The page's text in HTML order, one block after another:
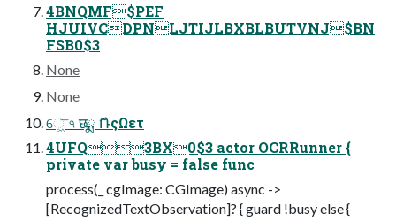
4BNQMF$PEF
HJUIVCDPNLJTIJLBXBLBUTVNJ$BN
FSB0$3
None
None
େ͖͞ ৭ छྨ ޮՌςΩετ
4UFQ3BX0$3 actor OCRRunner {
private var busy = false func
process(_ cgImage: CGImage) async ->
[RecognizedTextObservation]? { guard !busy else {